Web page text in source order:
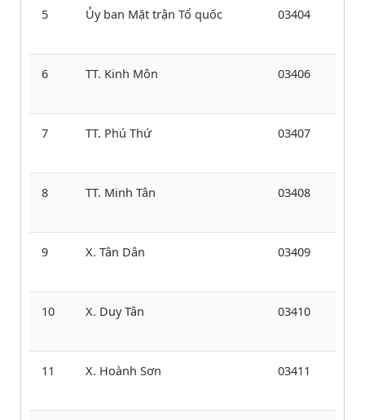
5 Ủy ban Mặt trận Tổ quốc 03404
6 TT. Kinh Môn 03406
7 TT. Phú Thứ 03407
8 TT. Minh Tân 03408
9 X. Tân Dân 03409
10 X. Duy Tân 03410
11 X. Hoành Sơn 03411